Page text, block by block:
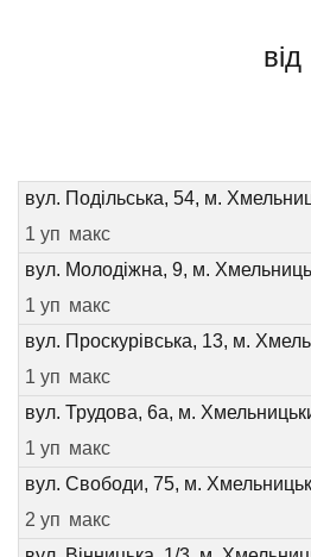
від
вул. Подільська, 54, м.
1 уп макс
вул. Молодіжна, 9, м.
1 уп макс
вул. Проскурівська, 13, м.
1 уп макс
вул. Трудова, 6а, м.
1 уп макс
вул. Свободи, 75, м.
2 уп макс